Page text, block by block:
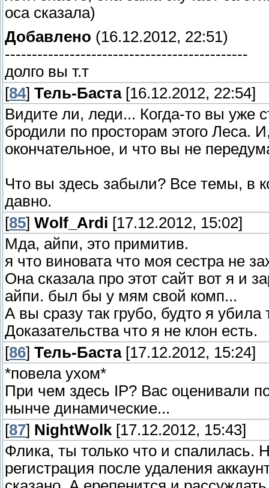
оса сказала)
Добавлено (16.12.2012, 22:51)
---------------------------------------------
долго вы т.т
[84] Тель-Баста[16.12.2012, 22:54]
Видите ли, леди... Когда-то вы уже
бродили по просторам этого Леса.
окончательное, и что вы не
Что вы здесь забыли? Все темы, в
давно.
[85] Wolf_Ardi [17.12.2012, 15:02]
Мда, айпи, это примитив.
я что виновата что моя сестра не
Она сказала про этот сайт вот я и
айпи. был бы у мям свой комп...
А вы сразу так грубо, будто я
Доказательства что я не клон есть.
[86] Тель-Баста[17.12.2012, 15:24]
*повела ухом*
При чем здесь IP? Вас оценивали
нынче динамические...
[87] NightWolk [17.12.2012, 15:43]
Флика, ты только что и спалилась.
регистрация после удаления